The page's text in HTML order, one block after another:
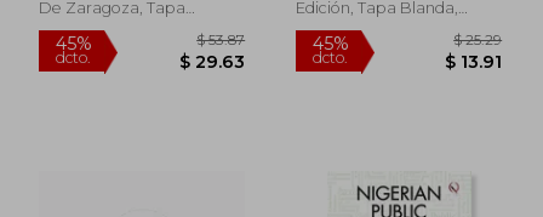
De Zaragoza, Tapa
Blanda, Nuevo
Edición, Tapa Blanda,
Nuevo